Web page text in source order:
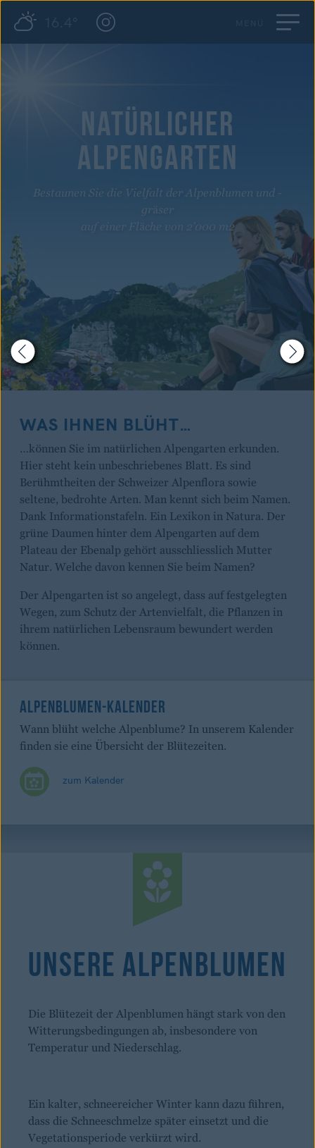
NATÜRLICHER
ALPENGARTEN
Bestaunen Sie die Vielfalt der Alpenblumen und -
gräser
auf einer Fläche von 2’000 m2
WAS IHNEN BLÜHT…
…können Sie im natürlichen Alpengarten erkunden.
Hier steht kein unbeschriebenes Blatt. Es sind
Berühmtheiten der Schweizer Alpenflora sowie
seltene, bedrohte Arten. Man kennt sich beim Namen.
Dank Informationstafeln. Ein Lexikon in Natura. Der
grüne Daumen hinter dem Alpengarten auf dem
Plateau der Ebenalp gehört ausschliesslich Mutter
Natur. Welche davon kennen Sie beim Namen?
Der Alpengarten ist so angelegt, dass auf festgelegten
Wegen, zum Schutz der Artenvielfalt, die Pflanzen in
ihrem natürlichen Lebensraum bewundert werden
können.
ALPENBLUMEN-KALENDER
Wann blüht welche Alpenblume? In unserem Kalender
finden sie eine Übersicht der Blütezeiten.
zum Kalender
Unsere Alpenblumen
Die Blütezeit der Alpenblumen hängt stark von den
Witterungsbedingungen ab, insbesondere von
Temperatur und Niederschlag.
Ein kalter, schneereicher Winter kann dazu führen,
dass die Schneeschmelze später einsetzt und die
Vegetationsperiode verkürzt wird.